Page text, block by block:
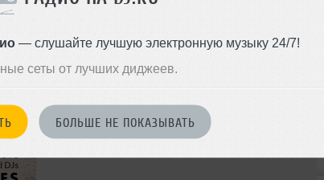
— слушайте лучшую электронную музыку 24/7!
сеты от лучших диджеев.
БОЛЬШЕ НЕ ПОКАЗЫВАТЬ
Записан: 24 ноября 2022
Добавлен: 23 декабря 2022, 14:49